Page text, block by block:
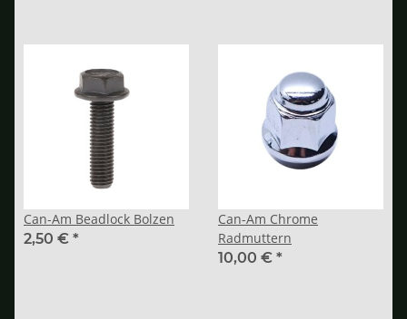
Can-Am Beadlock Bolzen
2,50 € *
Can-Am Chrome
Radmuttern
10,00 € *